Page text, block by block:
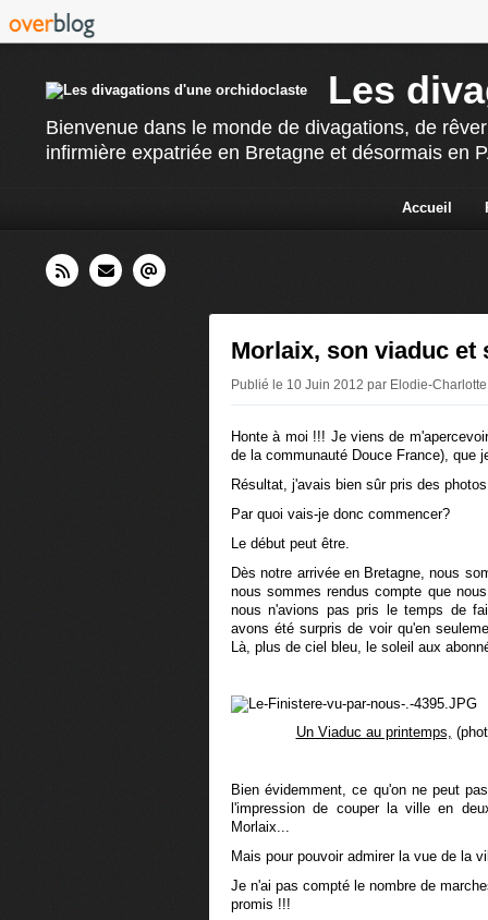
Les
Bienvenue dans le monde de divagations, de
infirmière expatriée en Bretagne et désormais en
Accueil
Morlaix, son viaduc et
Publié le 10 Juin 2012 par Elodie-
Honte à moi !!! Je viens de
de la communauté Douce France), que
Résultat, j'avais bien sûr pris des
Par quoi vais-je donc commencer?
Le début peut être.
Dès notre arrivée en Bretagne, nous
nous sommes rendus compte que
nous n'avions pas pris le temps de
avons été surpris de voir qu'en
Là, plus de ciel bleu, le soleil aux
Un Viaduc au printemps,
Bien évidemment, ce qu'on ne peut
l'impression de couper la ville en
Morlaix...
Mais pour pouvoir admirer la vue de la
Je n'ai pas compté le nombre de
promis !!!